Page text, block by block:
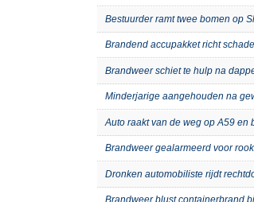
Bestuurder ramt twee bomen op
Brandend accupakket richt
Brandweer schiet te hulp na
Minderjarige aangehouden na
Auto raakt van de weg op A59
Brandweer gealarmeerd voor
Dronken automobiliste rijdt
Brandweer blust containerbrand